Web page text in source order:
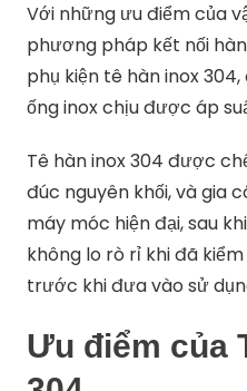
Với những ưu điểm của
phương pháp kết nối
phụ kiện tê hàn inox
ống inox chịu được áp
Tê hàn inox 304 được
đúc nguyên khối, và gia
máy móc hiện đại, sau
không lo rò rỉ khi đã
trước khi đưa vào sử
Ưu điểm của